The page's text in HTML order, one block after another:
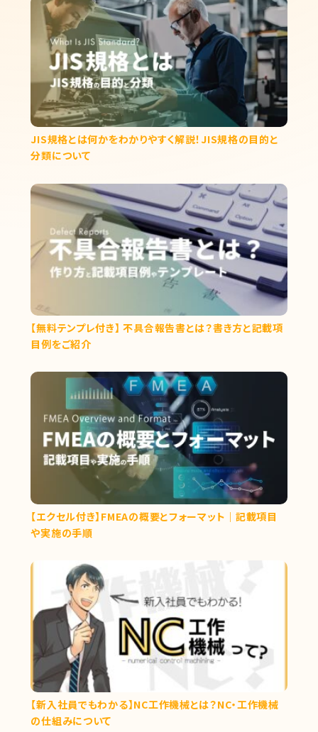
JIS規格とは何かをわかりやすく解説！JIS規格の目的と
分類について
【無料テンプレ付き】 不具合報告書とは？書き方と記載項
目例をご紹介
【エクセル付き】FMEAの概要とフォーマット｜記載項目
や実施の手順
【新入社員でもわかる】NC工作機械とは？NC・工作機械
の仕組みについて